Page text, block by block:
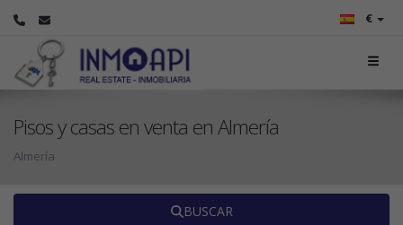
€
Pisos y casas en venta en Almería
Almería
BUSCAR